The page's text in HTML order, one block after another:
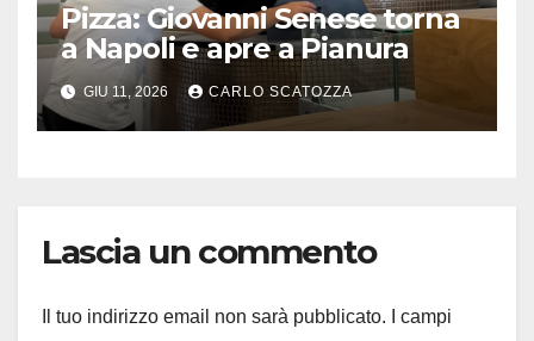
Pizza: Giovanni Senese torna
a Napoli e apre a Pianura
GIU 11, 2026 CARLO SCATOZZA
Lascia un commento
Il tuo indirizzo email non sarà pubblicato.
I campi